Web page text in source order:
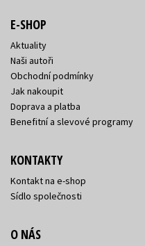
E-SHOP
Aktuality
Naši autoři
Obchodní podmínky
Jak nakoupit
Doprava a platba
Benefitní a slevové programy
KONTAKTY
Kontakt na e-shop
Sídlo společnosti
O NÁS